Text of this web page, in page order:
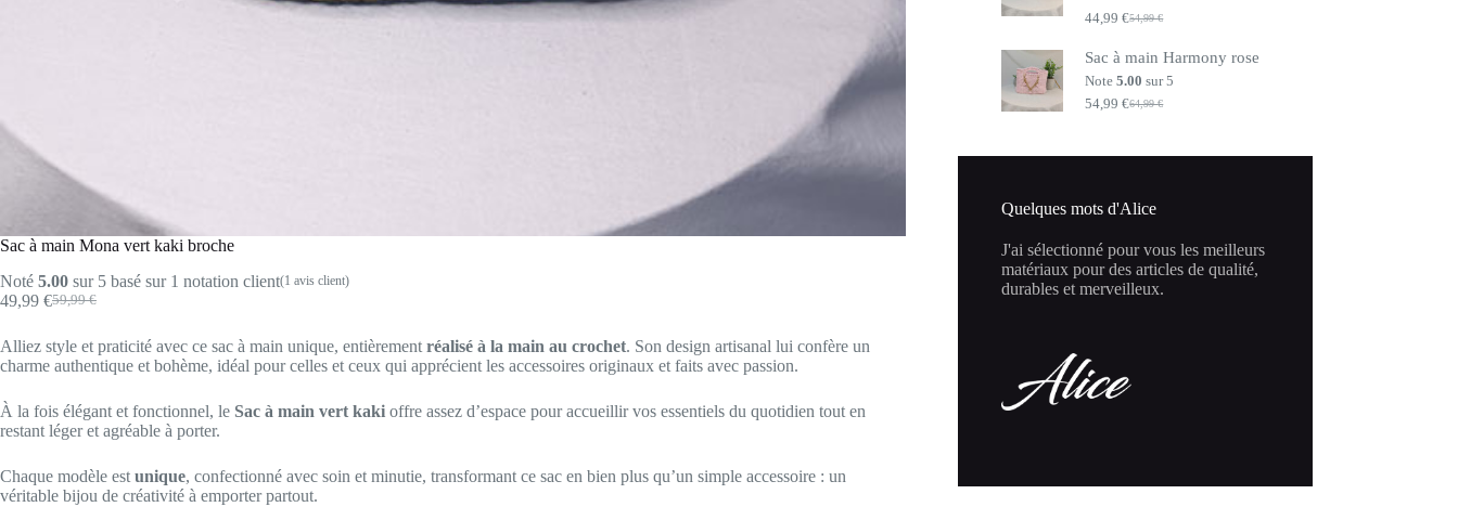
Sac à main Mona vert kaki broche
Noté 5.00 sur 5 basé sur 1 notation client(1 avis client)
59,99€
Le
initial
était :
49,99 €Le
actuel
est :
Alliez style et praticité avec ce sac à main unique, entièrement réalisé à la main au crochet. Son design artisanal lui confère un
charme authentique et bohème, idéal pour celles et ceux qui apprécient les accessoires originaux et faits avec passion.
À la fois élégant et fonctionnel, le Sac à main vert kaki offre assez d’espace pour accueillir vos essentiels du quotidien tout en
restant léger et agréable à porter.
Chaque modèle est unique, confectionné avec soin et minutie, transformant ce sac en bien plus qu’un simple accessoire : un
véritable bijou de créativité à emporter partout.
54,99€
Le
initial
était :
44,99€
Le
actuel
est :
Sac à main Harmony rose
Note5.00 sur 5
64,99€
Le
54,99€
Le
Quelques mots d'Alice
J'ai sélectionné pour vous les meilleurs
matériaux pour des articles de qualité,
durables et merveilleux.